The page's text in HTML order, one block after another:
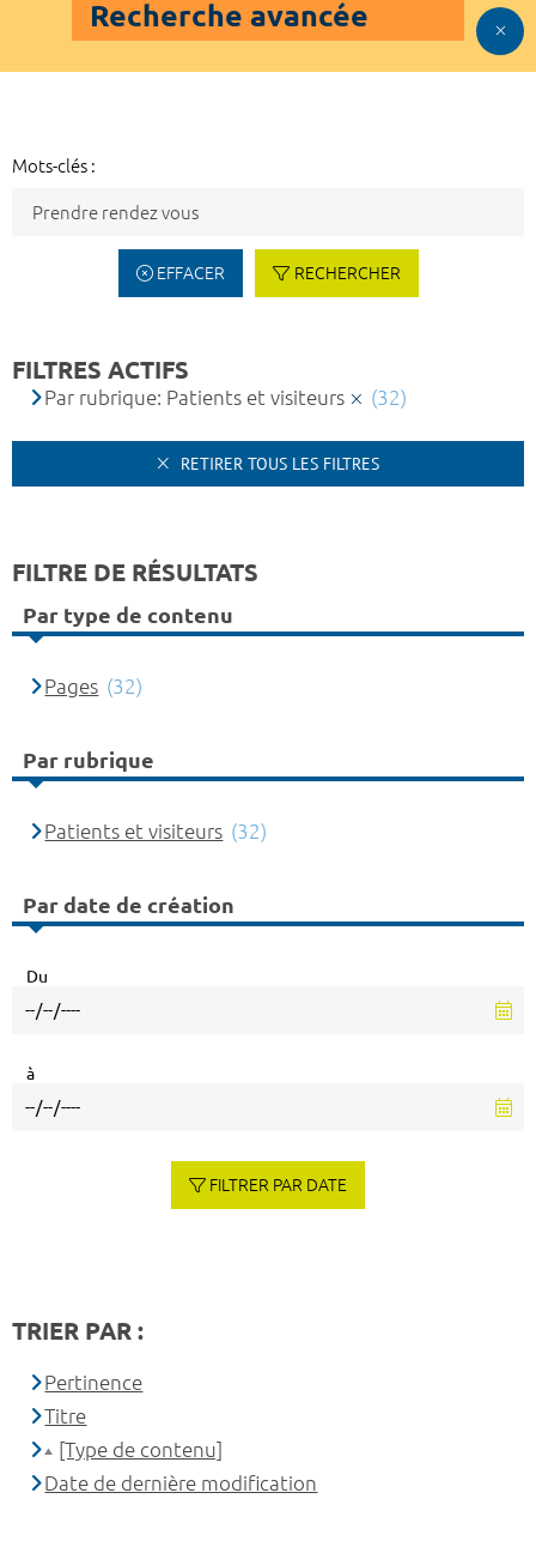
Recherche avancée
Mots-clés :
EFFACER RECHERCHER
FILTRES ACTIFS
Par rubrique: Patients et visiteurs (32)
RETIRER TOUS LES FILTRES
FILTRE DE RÉSULTATS
Par type de contenu
Pages (32)
Par rubrique
Patients et visiteurs (32)
Par date de création
Du
à
FILTRER PAR DATE
TRIER PAR :
Pertinence
Titre
[Type de contenu]
Date de dernière modification